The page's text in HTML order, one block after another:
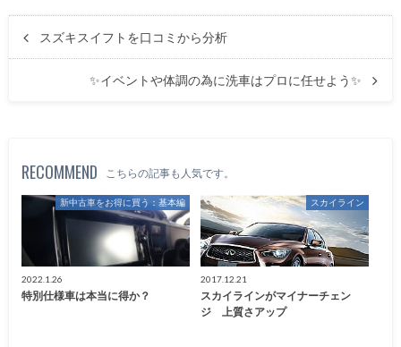
スズキスイフトを口コミから分析
✨イベントや体調の為に洗車はプロに任せよう✨
RECOMMEND こちらの記事も人気です。
新中古車をお得に買う：基本編
2022.1.26
特別仕様車は本当に得か？
スカイライン
2017.12.21
スカイラインがマイナーチェン
ジ 上質さアップ